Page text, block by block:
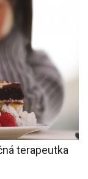
terapeutka